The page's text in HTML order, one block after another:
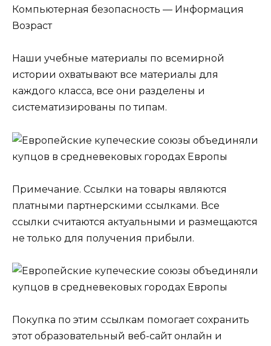
Компьютерная безопасность — Информация
Возраст
Наши учебные материалы по всемирной
истории охватывают все материалы для
каждого класса, все они разделены и
систематизированы по типам.
Примечание. Ссылки на товары являются
платными партнерскими ссылками. Все
ссылки считаются актуальными и размещаются
не только для получения прибыли.
Покупка по этим ссылкам помогает сохранить
этот образовательный веб-сайт онлайн и